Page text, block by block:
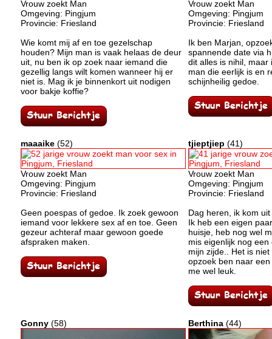
Vrouw zoekt Man
Omgeving: Pingjum
Provincie: Friesland
Wie komt mij af en toe gezelschap
houden? Mijn man is vaak helaas de deur
uit, nu ben ik op zoek naar iemand die
gezellig langs wilt komen wanneer hij er
niet is. Mag ik je binnenkort uit nodigen
voor bakje koffie?
Vrouw zoekt Man
Omgeving: Pingjum
Provincie: Friesland
Ik ben Marjan,
spannende date via
dit alles is nihil, maar
man die eerlijk is en
schijnheilig gedoe.
maaaike (52)
Vrouw zoekt Man
Omgeving: Pingjum
Provincie: Friesland
Geen poespas of gedoe. Ik zoek gewoon
iemand voor lekkere sex af en toe. Geen
gezeur achteraf maar gewoon goede
afspraken maken.
tjieptjiep (41)
Vrouw zoekt Man
Omgeving: Pingjum
Provincie: Friesland
Dag heren, ik kom
Ik heb een eigen
huisje, heb nog wel
mis eigenlijk nog
mijn zijde.. Het is
opzoek ben naar
me wel leuk.
Gonny (58) Berthina (44)